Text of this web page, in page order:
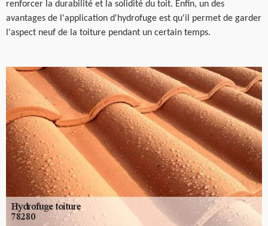
renforcer la durabilité et la solidité du toit. Enfin, un des
avantages de l'application d'hydrofuge est qu'il permet de garder
l'aspect neuf de la toiture pendant un certain temps.